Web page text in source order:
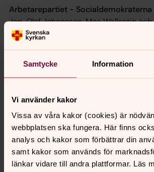
Samtycke Information
Vi använder kakor
Vissa av våra kakor (cookies) är
webbplatsen ska fungera. Här finns
analys och kakor som förbättrar din
samt kakor som används för
länkar vidare till andra plattformar. Läs
Arbetarepartiet - Socialdemokraterna
Jan-Olof Johansson, Moa Wallentin
Modén
Centerpartiet
Lars Larsson och Björn Martinsson
Framtidens kyrka - Burseryds
Kyrkans framtid i Norra Hestra
pastorat
Anders Jonsson och Rose-Marie
Partipolitiskt obundna i Svenska kyrkan